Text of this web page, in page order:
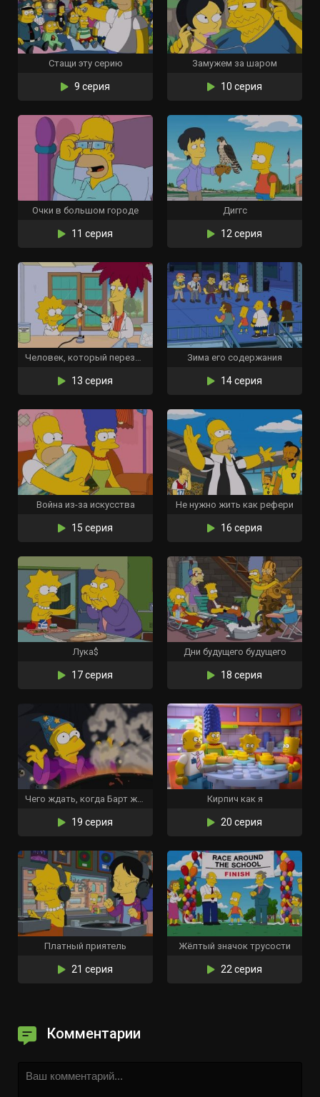
Стащи эту серию
9 серия
Замужем за шаром
10 серия
Очки в большом городе
11 серия
Диггс
12 серия
Человек, который перезрел
13 серия
Зима его содержания
14 серия
Война из-за искусства
15 серия
Не нужно жить как рефери
16 серия
Лука$
17 серия
Дни будущего будущего
18 серия
Чего ждать, когда Барт ждёт
19 серия
Кирпич как я
20 серия
Платный приятель
21 серия
Жёлтый значок трусости
22 серия
Комментарии